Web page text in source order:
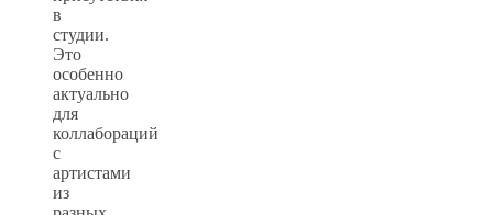
в
студии.
Это
особенно
актуально
для
коллабораций
с
артистами
из